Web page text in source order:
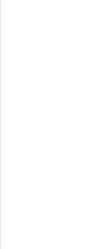
nos enseñó –